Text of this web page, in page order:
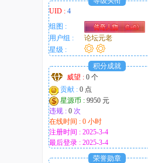
UID : 4
组图 :
用户组 :
论坛元老
星级 :
积分成就
威望 : 0 个
贡献 : 0 点
星源币 : 9950 元
违规 : 0 次
在线时间 : 0 小时
注册时间 : 2025-3-4
最后登录 : 2025-3-4
荣誉勋章